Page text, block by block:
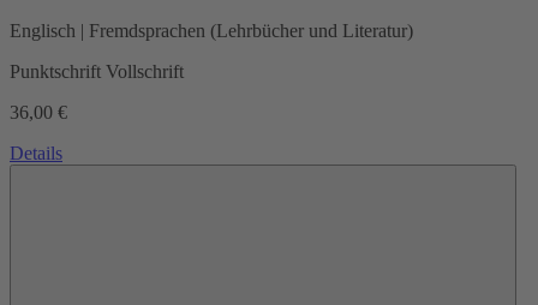
Englisch | Fremdsprachen (Lehrbücher und Literatur)
Punktschrift Vollschrift
36,00 €
Details